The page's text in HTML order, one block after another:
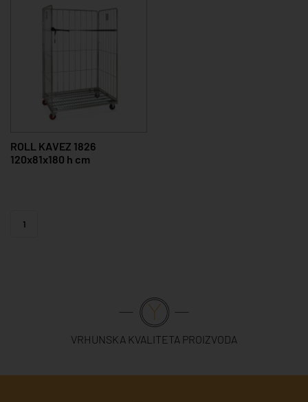
ROLL KAVEZ 1826
120x81x180 h cm
1
VRHUNSKA KVALITETA PROIZVODA